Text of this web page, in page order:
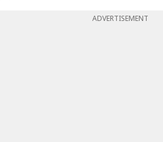
ADVERTISEMENT